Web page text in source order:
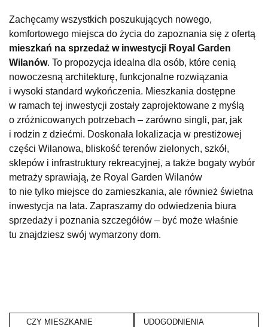
Zachęcamy wszystkich poszukujących nowego,
komfortowego miejsca do życia do zapoznania się z ofertą
mieszkań na sprzedaż w inwestycji Royal Garden
Wilanów. To propozycja idealna dla osób, które cenią
nowoczesną architekturę, funkcjonalne rozwiązania
i wysoki standard wykończenia. Mieszkania dostępne
w ramach tej inwestycji zostały zaprojektowane z myślą
o zróżnicowanych potrzebach – zarówno singli, par, jak
i rodzin z dziećmi. Doskonała lokalizacja w prestiżowej
części Wilanowa, bliskość terenów zielonych, szkół,
sklepów i infrastruktury rekreacyjnej, a także bogaty wybór
metraży sprawiają, że Royal Garden Wilanów
to nie tylko miejsce do zamieszkania, ale również świetna
inwestycja na lata. Zapraszamy do odwiedzenia biura
sprzedaży i poznania szczegółów – być może właśnie
tu znajdziesz swój wymarzony dom.
Nawigacja
CZY MIESZKANIE
UDOGODNIENIA